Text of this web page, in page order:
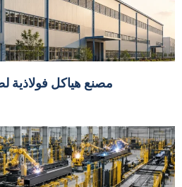
مصنع هياكل فولاذية